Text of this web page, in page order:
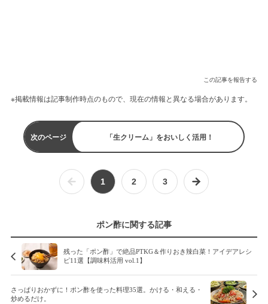
この記事を報告する
※掲載情報は記事制作時点のもので、現在の情報と異なる場合があります。
次のページ 「生クリーム」をおいしく活用！
1 2 3
ポン酢に関する記事
残った「ポン酢」で絶品PTKG＆作りおき辣白菜！アイデアレシ
ピ11選【調味料活用 vol.1】
さっぱりおかずに！ポン酢を使った料理35選。かける・和える・
炒めるだけ。